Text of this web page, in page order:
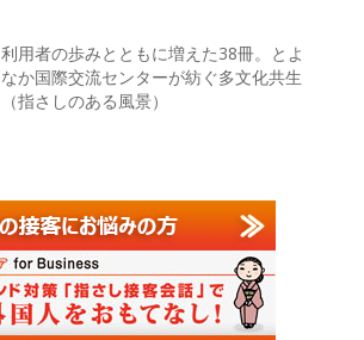
利用者の歩みとともに増えた38冊。とよ
なか国際交流センターが紡ぐ多文化共生
（指さしのある風景）